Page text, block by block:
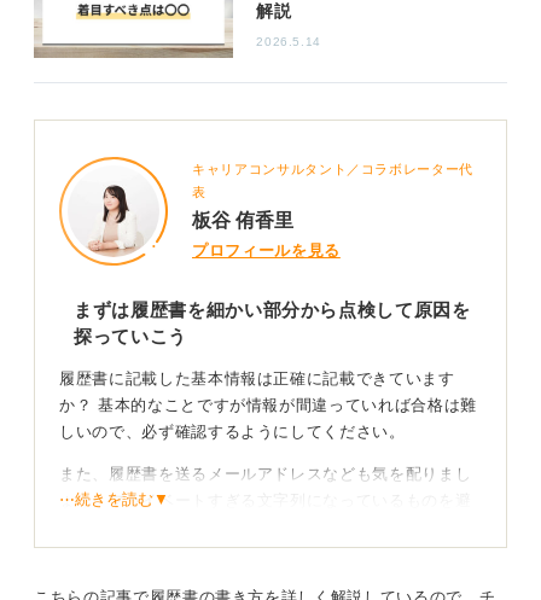
解説
2026.5.14
キャリアコンサルタント／コラボレーター代
表
板谷 侑香里
プロフィールを見る
まずは履歴書を細かい部分から点検して原因を
探っていこう
履歴書に記載した基本情報は正確に記載できています
か？ 基本的なことですが情報が間違っていれば合格は難
しいので、必ず確認するようにしてください。
また、履歴書を送るメールアドレスなども気を配りまし
ょう。プライベートすぎる文字列になっているものを避
マルなものになっているかを確認してみてください。
そして履歴書に使用する写真は、背景はシンプルで、白
⋯続きを読む▼